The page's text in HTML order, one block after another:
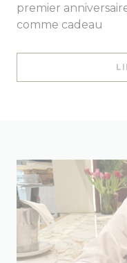
premier
comme cadeau